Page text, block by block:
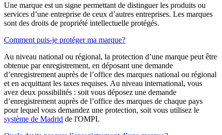
Une marque est un signe permettant de distinguer les produits ou
services d’une entreprise de ceux d’autres entreprises. Les marques
sont des droits de propriété intellectuelle protégés.
Comment puis-je protéger ma marque?
Au niveau national ou régional, la protection d’une marque peut être
obtenue par enregistrement, en déposant une demande
d’enregistrement auprès de l’office des marques national ou régional
et en acquittant les taxes requises. Au niveau international, vous
avez deux possibilités : soit vous déposez une demande
d’enregistrement auprès de l’office des marques de chaque pays
pour lequel vous demandez une protection, soit vous utilisez le
système de Madrid de l'OMPI.